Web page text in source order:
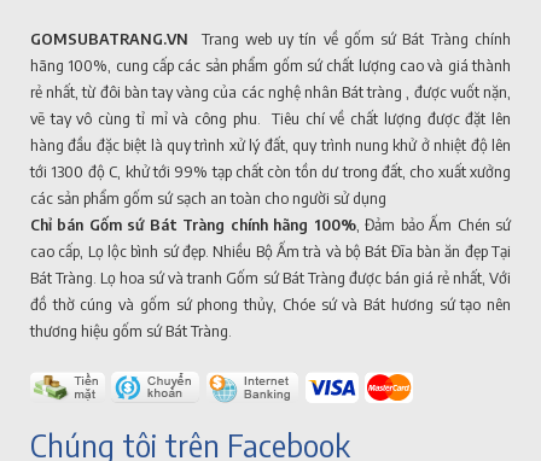
GOMSUBATRANG.VN Trang web uy tín về gốm sứ Bát Tràng chính
hãng 100%, cung cấp các sản phẩm gốm sứ chất lượng cao và giá thành
rẻ nhất, từ đôi bàn tay vàng của các nghệ nhân Bát tràng , được vuốt nặn,
vẽ tay vô cùng tỉ mỉ và công phu. Tiêu chí về chất lượng được đặt lên
hàng đầu đặc biệt là quy trình xử lý đất, quy trình nung khử ở nhiệt độ lên
tới 1300 độ C, khử tới 99% tạp chất còn tồn dư trong đất, cho xuất xưởng
các sản phẩm gốm sứ sạch an toàn cho người sử dụng
Chỉ bán Gốm sứ Bát Tràng chính hãng 100%, Đảm bảo Ấm Chén sứ
cao cấp, Lọ lộc bình sứ đẹp. Nhiều Bộ Ấm trà và bộ Bát Đĩa bàn ăn đẹp Tại
Bát Tràng. Lọ hoa sứ và tranh Gốm sứ Bát Tràng được bán giá rẻ nhất, Với
đồ thờ cúng và gốm sứ phong thủy, Chóe sứ và Bát hương sứ tạo nên
thương hiệu gốm sứ Bát Tràng.
Chúng tôi trên Facebook